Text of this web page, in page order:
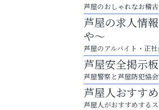
芦屋のおしゃれなお稽
芦屋の求人情
や～
芦屋のアルバイト・正
芦屋安全掲示板
芦屋警察と芦屋防犯協
芦屋人おすす
芦屋人がおすすめする